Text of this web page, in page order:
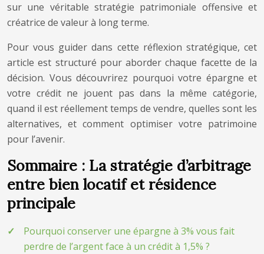
sur une véritable stratégie patrimoniale offensive et
créatrice de valeur à long terme.
Pour vous guider dans cette réflexion stratégique, cet
article est structuré pour aborder chaque facette de la
décision. Vous découvrirez pourquoi votre épargne et
votre crédit ne jouent pas dans la même catégorie,
quand il est réellement temps de vendre, quelles sont les
alternatives, et comment optimiser votre patrimoine
pour l’avenir.
Sommaire : La stratégie d’arbitrage
entre bien locatif et résidence
principale
Pourquoi conserver une épargne à 3% vous fait
perdre de l’argent face à un crédit à 1,5% ?